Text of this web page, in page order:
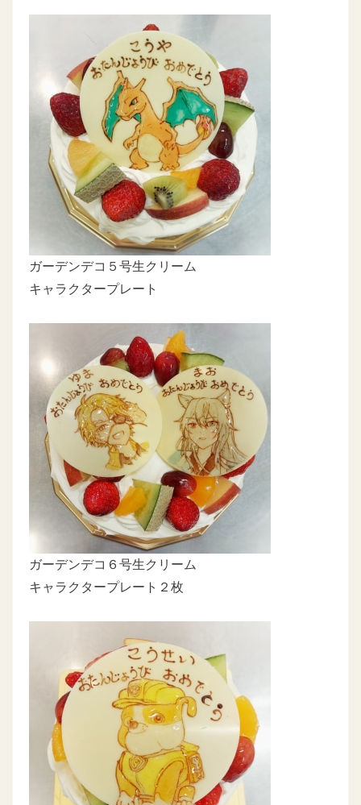
ガーデンデコ５号生クリーム
キャラクタープレート
ガーデンデコ６号生クリーム
キャラクタープレート２枚